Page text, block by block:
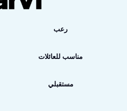
رعب
مناسب للعائلات
مستقبلي